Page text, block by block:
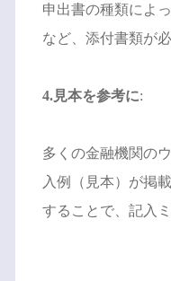
申出書の種類によ
など、添付書類が必
4.見本を参考に:
多くの金融機関の
入例（見本）が掲
することで、記入